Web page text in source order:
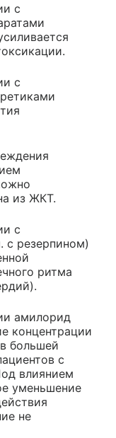
с
с
из ЖКТ.
с
с резерпином)
ритма
амилорид
концентрации
большей
с
влиянием
уменьшение
не